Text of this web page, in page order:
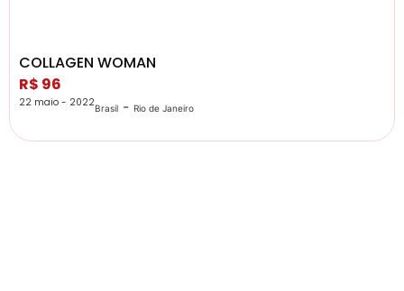
COLLAGEN WOMAN
R$ 96
22 maio - 2022Brasil - Rio de Janeiro